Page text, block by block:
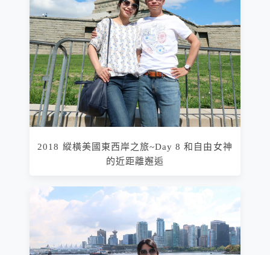
2018 縱橫美國東西岸之旅~Day 8 和自由女神
的近距離邂逅